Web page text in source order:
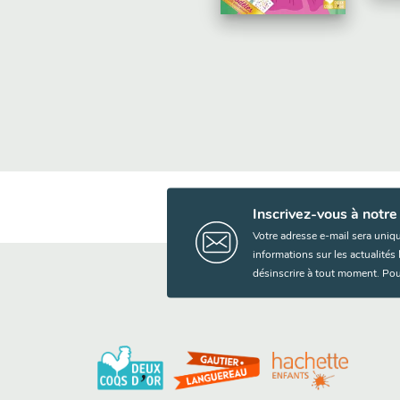
Inscrivez-vous à
Votre adresse e-mail sera
informations sur les actualités
désinscrire à tout moment.